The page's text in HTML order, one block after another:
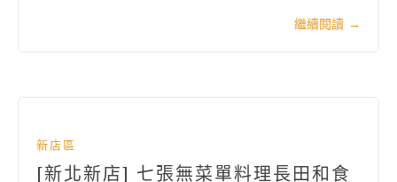
繼續閱讀 →
新店區
[新北新店] 七張無菜單料理長田和食